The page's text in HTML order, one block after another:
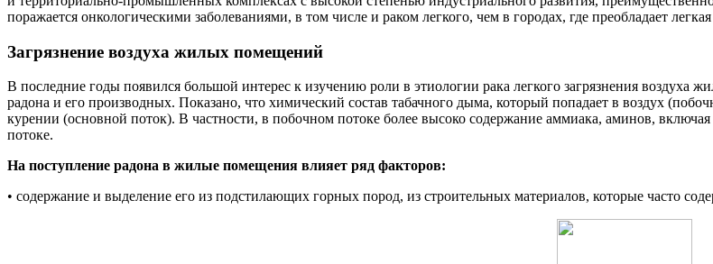
поражается онкологическими заболеваниями, в том числе и раком легкого, чем в городах, где преобладает
Загрязнение воздуха жилых помещений
В последние годы появился большой интерес к изучению роли в этиологии рака легкого загрязнения
радона и его производных. Показано, что химический состав табачного дыма, который попадает в воздух
курении (основной поток). В частности, в побочном потоке более высоко содержание аммиака, аминов,
потоке.
На поступление радона в жилые помещения влияет ряд факторов:
• содержание и выделение его из подстилающих горных пород, из строительных материалов, которые часто